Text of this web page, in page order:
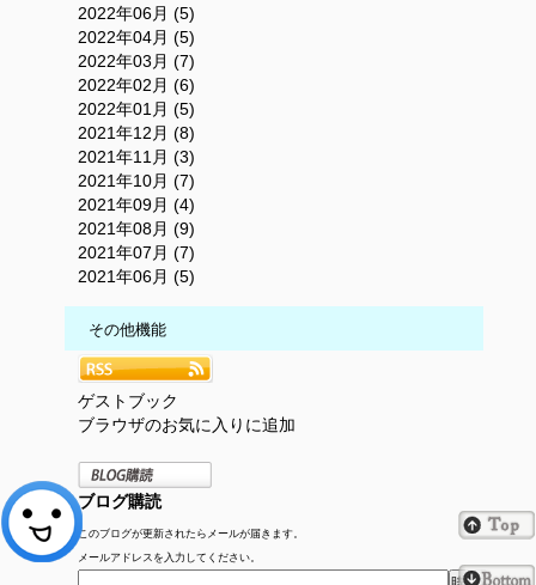
2022年06月 (5)
2022年04月 (5)
2022年03月 (7)
2022年02月 (6)
2022年01月 (5)
2021年12月 (8)
2021年11月 (3)
2021年10月 (7)
2021年09月 (4)
2021年08月 (9)
2021年07月 (7)
2021年06月 (5)
その他機能
ゲストブック
ブラウザのお気に入りに追加
ブログ購読
このブログが更新されたらメールが届きます。
メールアドレスを入力してください。